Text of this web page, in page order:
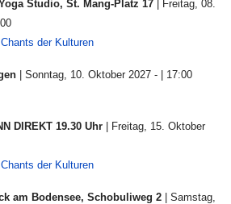
Studio, St. Mang-Platz 17 | Freitag, 08.
der Kulturen
| Sonntag, 10. Oktober 2027 - | 17:00
DIREKT 19.30 Uhr | Freitag, 15. Oktober
der Kulturen
am Bodensee, Schobuliweg 2
| Samstag,